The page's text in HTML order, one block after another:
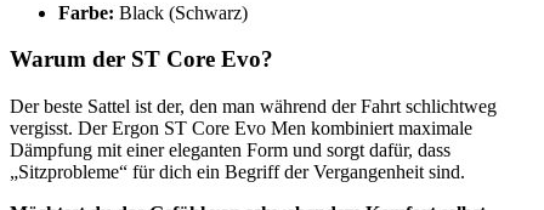
Farbe: Black (Schwarz)
Warum der ST Core Evo?
Der beste Sattel ist der, den man während der Fahrt schlichtweg
vergisst. Der Ergon ST Core Evo Men kombiniert maximale
Dämpfung mit einer eleganten Form und sorgt dafür, dass
„Sitzprobleme“ für dich ein Begriff der Vergangenheit sind.